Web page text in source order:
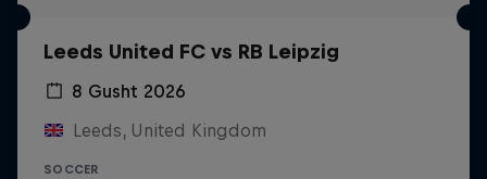
Leeds United FC vs RB Leipzig
8 Gusht 2026
Leeds, United Kingdom
SOCCER